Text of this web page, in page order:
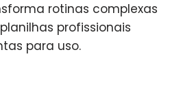
rotinas complexas
profissionais
para uso.